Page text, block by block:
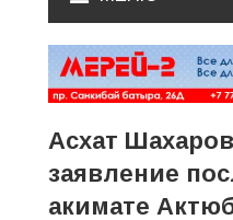
Асхат
заявление
акимате